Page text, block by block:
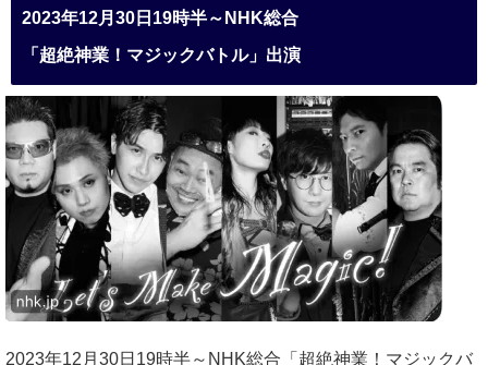
2023年12月30日19時半～NHK総合
「超絶神業！マジックバトル」出演
2023年12月30日19時半～NHK総合「超絶神業！マジックバ